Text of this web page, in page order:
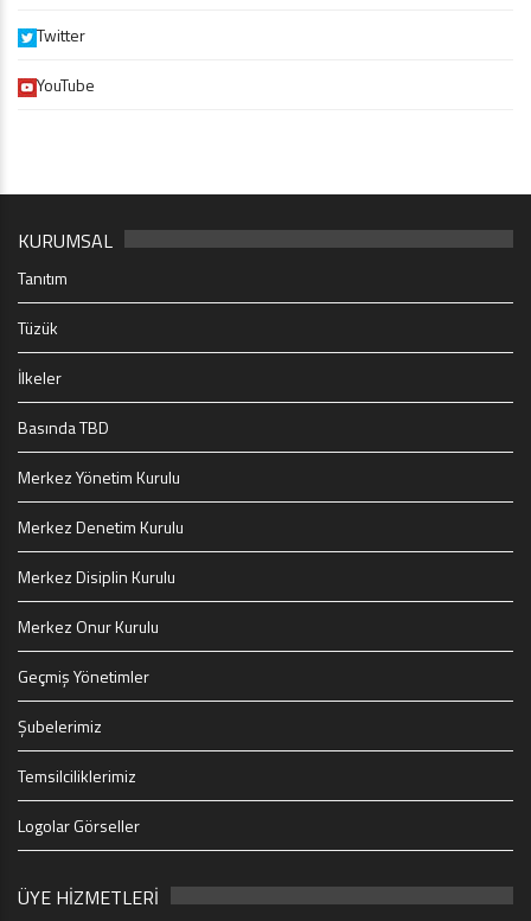
Twitter
YouTube
KURUMSAL
Tanıtım
Tüzük
İlkeler
Basında TBD
Merkez Yönetim Kurulu
Merkez Denetim Kurulu
Merkez Disiplin Kurulu
Merkez Onur Kurulu
Geçmiş Yönetimler
Şubelerimiz
Temsilciliklerimiz
Logolar Görseller
ÜYE HİZMETLERİ